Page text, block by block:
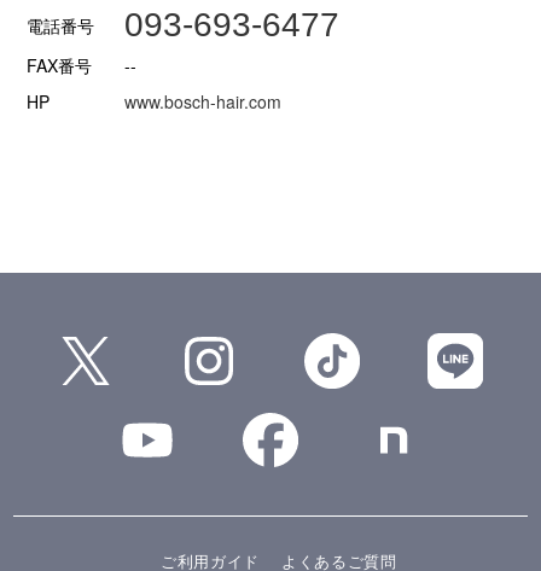
電話番号
093-693-6477
FAX番号
--
HP
www.bosch-hair.com
ご利用ガイド よくあるご質問